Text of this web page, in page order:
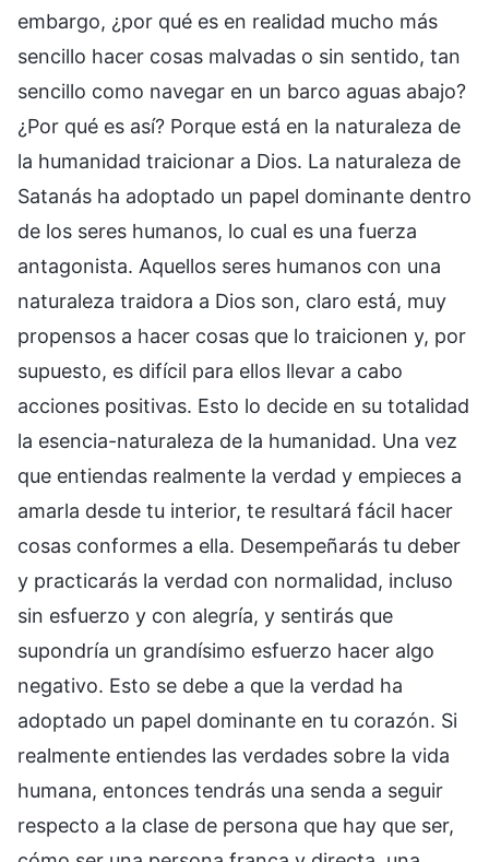
embargo, ¿por qué es en realidad mucho más
sencillo hacer cosas malvadas o sin sentido, tan
sencillo como navegar en un barco aguas abajo?
¿Por qué es así? Porque está en la naturaleza de
la humanidad traicionar a Dios. La naturaleza de
Satanás ha adoptado un papel dominante dentro
de los seres humanos, lo cual es una fuerza
antagonista. Aquellos seres humanos con una
naturaleza traidora a Dios son, claro está, muy
propensos a hacer cosas que lo traicionen y, por
supuesto, es difícil para ellos llevar a cabo
acciones positivas. Esto lo decide en su totalidad
la esencia-naturaleza de la humanidad. Una vez
que entiendas realmente la verdad y empieces a
amarla desde tu interior, te resultará fácil hacer
cosas conformes a ella. Desempeñarás tu deber
y practicarás la verdad con normalidad, incluso
sin esfuerzo y con alegría, y sentirás que
supondría un grandísimo esfuerzo hacer algo
negativo. Esto se debe a que la verdad ha
adoptado un papel dominante en tu corazón. Si
realmente entiendes las verdades sobre la vida
humana, entonces tendrás una senda a seguir
respecto a la clase de persona que hay que ser,